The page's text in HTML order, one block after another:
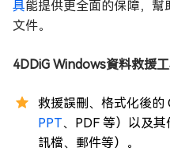
具能提供更全面的保障，
文件。
4DDiG Windows資料救援工
救援誤刪、格式化後的
PPT、PDF 等）以及
訊檔、郵件等）。